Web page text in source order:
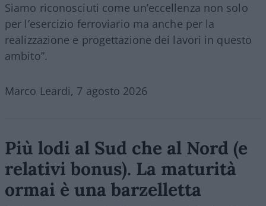
Siamo riconosciuti come un’eccellenza non solo
per l’esercizio ferroviario ma anche per la
realizzazione e progettazione dei lavori in questo
ambito”.
Marco Leardi, 7 agosto 2026
Più lodi al Sud che al Nord (e
relativi bonus). La maturità
ormai è una barzelletta